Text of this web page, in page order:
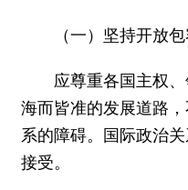
（一）坚持开放
应尊重各国主权
海而皆准的发展道路
系的障碍。国际政治
接受。